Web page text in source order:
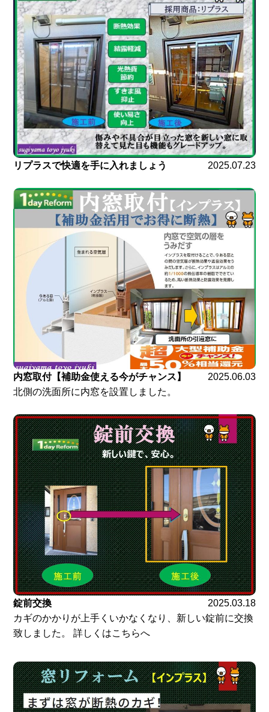
リプラスで快適を手に入れましょう 2025.07.23
内窓取付【補助金使える今がチャンス】
2025.06.03
北側の洗面所に内窓を設置しました。
錠前交換
2025.03.18
カギのかかりが上手くいかなくなり、新しい錠前に交換
致しました。 詳しくはこちらへ